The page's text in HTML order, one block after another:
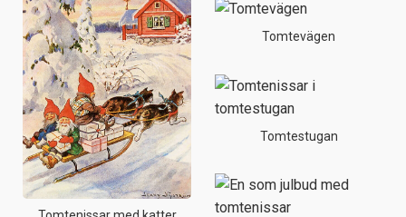
Tomtevägen
Tomtestugan